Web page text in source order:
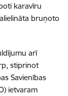
karavīru
bruņoto
arī
stiprinot
Savienības
ietvaram